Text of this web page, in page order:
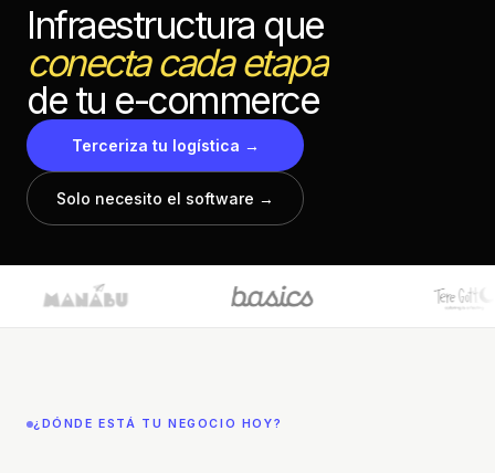
Infraestructura que
conecta cada etapa
de tu e-commerce
Terceriza tu logística →
Solo necesito el software →
¿DÓNDE ESTÁ TU NEGOCIO HOY?